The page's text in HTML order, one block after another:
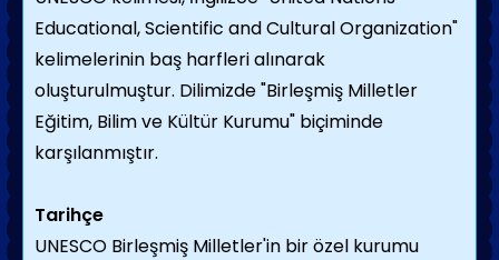
Educational, Scientific and Cultural Organization"
kelimelerinin baş harfleri alınarak
oluşturulmuştur. Dilimizde "Birleşmiş Milletler
Eğitim, Bilim ve Kültür Kurumu" biçiminde
karşılanmıştır.
Tarihçe
UNESCO Birleşmiş Milletler'in bir özel kurumu